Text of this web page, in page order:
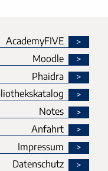
AcademyFIVE
Moodle
Phaidra
Notes
Anfahrt
Impressum
Datenschutz